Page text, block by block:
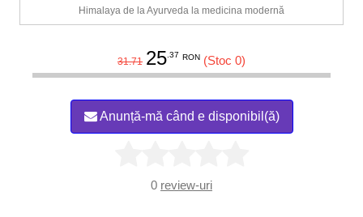
Himalaya de la Ayurveda la medicina modernă
31.71 25.37 RON (Stoc 0)
Anunță-mă când e disponibil(ă)
0 review-uri